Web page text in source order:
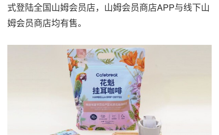
式登陆全国山姆会员店，山姆会员商店APP与线下山
姆会员商店均有售。